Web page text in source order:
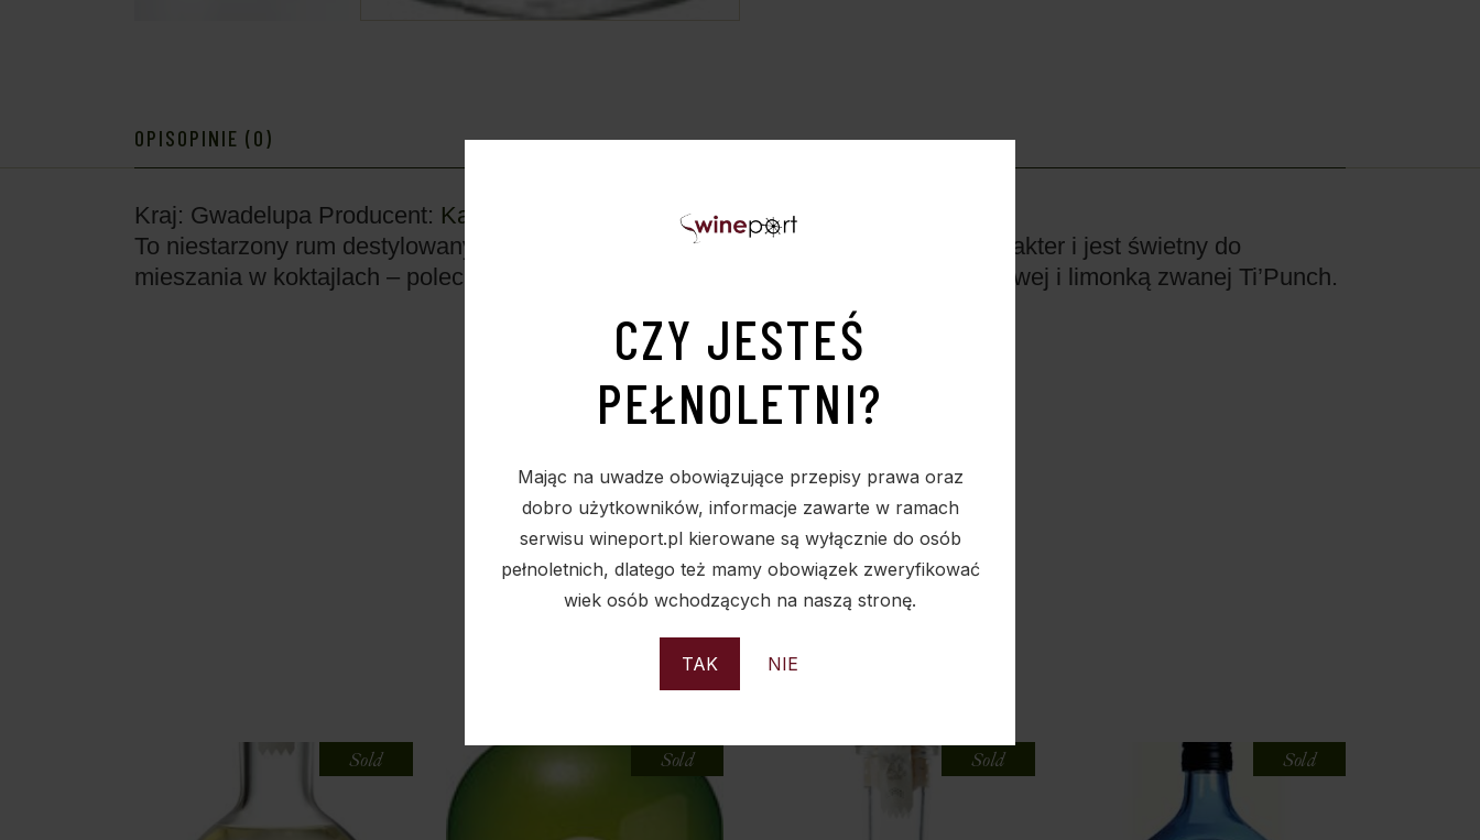
CZY JESTEŚ
PEŁNOLETNI?
Mając na uwadze obowiązujące przepisy prawa oraz
dobro użytkowników, informacje zawarte w ramach
serwisu wineport.pl kierowane są wyłącznie do osób
pełnoletnich, dlatego też mamy obowiązek zweryfikować
wiek osób wchodzących na naszą stronę.
TAK NIE
OPISOPINIE (0)
Kraj: Gwadelupa Producent: Karukera
Zaw. Alk. %: 42.0
To niestarzony rum destylowany z soku trzciny cukrowej. Ma świeży, trawiasty charakter i jest świetny do
mieszania w koktajlach – polecamy w prostej kompozycji z syropem z trzciny cukrowej i limonką zwanej Ti’Punch.
PODOBNE PRODUKTY
Sold Sold Sold Sold